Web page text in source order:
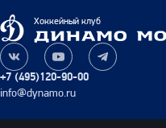
Динамо
Москва
Хоккейный клуб
+7 (495)120-90-00
info@dynamo.ru
Наша
группа
ВКонтакте
Наш
канал
на
Наш
канал